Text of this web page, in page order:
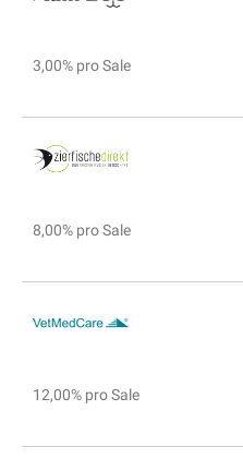
3,00% pro Sale
8,00% pro Sale
12,00% pro Sale